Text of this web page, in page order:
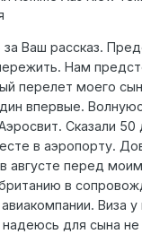
Ваш рассказ.
Нам
перелет моего
впервые.
Сказали 50
в аэропорту.
августе перед
в
Виза у
надеюсь для сына